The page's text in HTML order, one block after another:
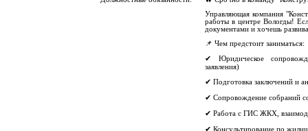
Управляющая компания
работы в центре Вологды!
документами и хочешь
📌 Чем предстоит заниматься:
✔ Юридическое
заявления)
✔ Подготовка заключений и
✔ Сопровождение собраний
✔ Работа с ГИС ЖКХ,
✔ Консультирование по